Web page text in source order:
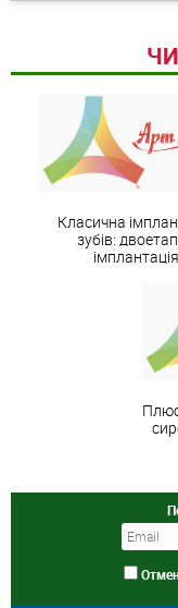
Класична
зубів:
імплантація